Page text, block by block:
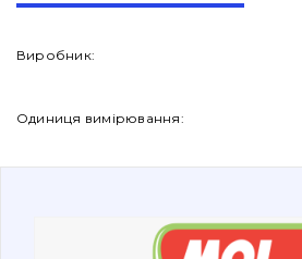
Контакти
Вакансії
Фільтри та мастильні матеріали
Виробник:
Одиниця вимірювання: